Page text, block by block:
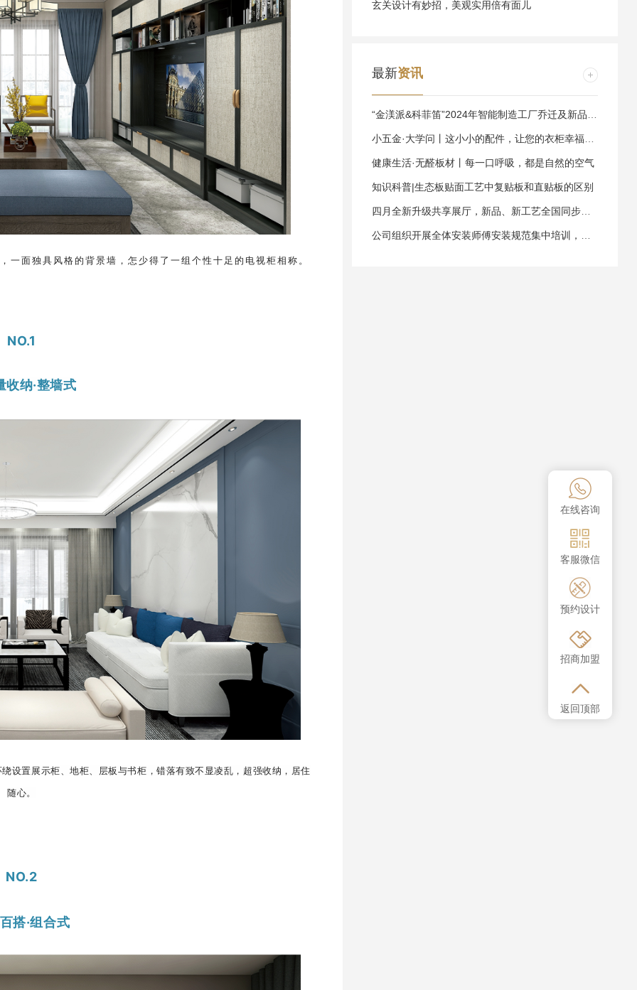
一面独具风格的背景墙，怎少得了一组个性十足的电视柜相称。
NO.1
收纳·整墙式
设置展示柜、地柜、层板与书柜，错落有致不显凌乱，超强收纳，居住
随心。
NO.2
搭·组合式
玄关设计有妙招，美观实用倍有面儿
最新资讯
小五金·大学问丨这小小的配件，让您的衣柜幸福度拉满！
健康生活·无醛板材丨每一口呼吸，都是自然的空气
知识科普|生态板贴面工艺中复贴板和直贴板的区别
四月全新升级共享展厅，新品、新工艺全国同步开放
在线咨询
客服微信
预约设计
招商加盟
返回顶部